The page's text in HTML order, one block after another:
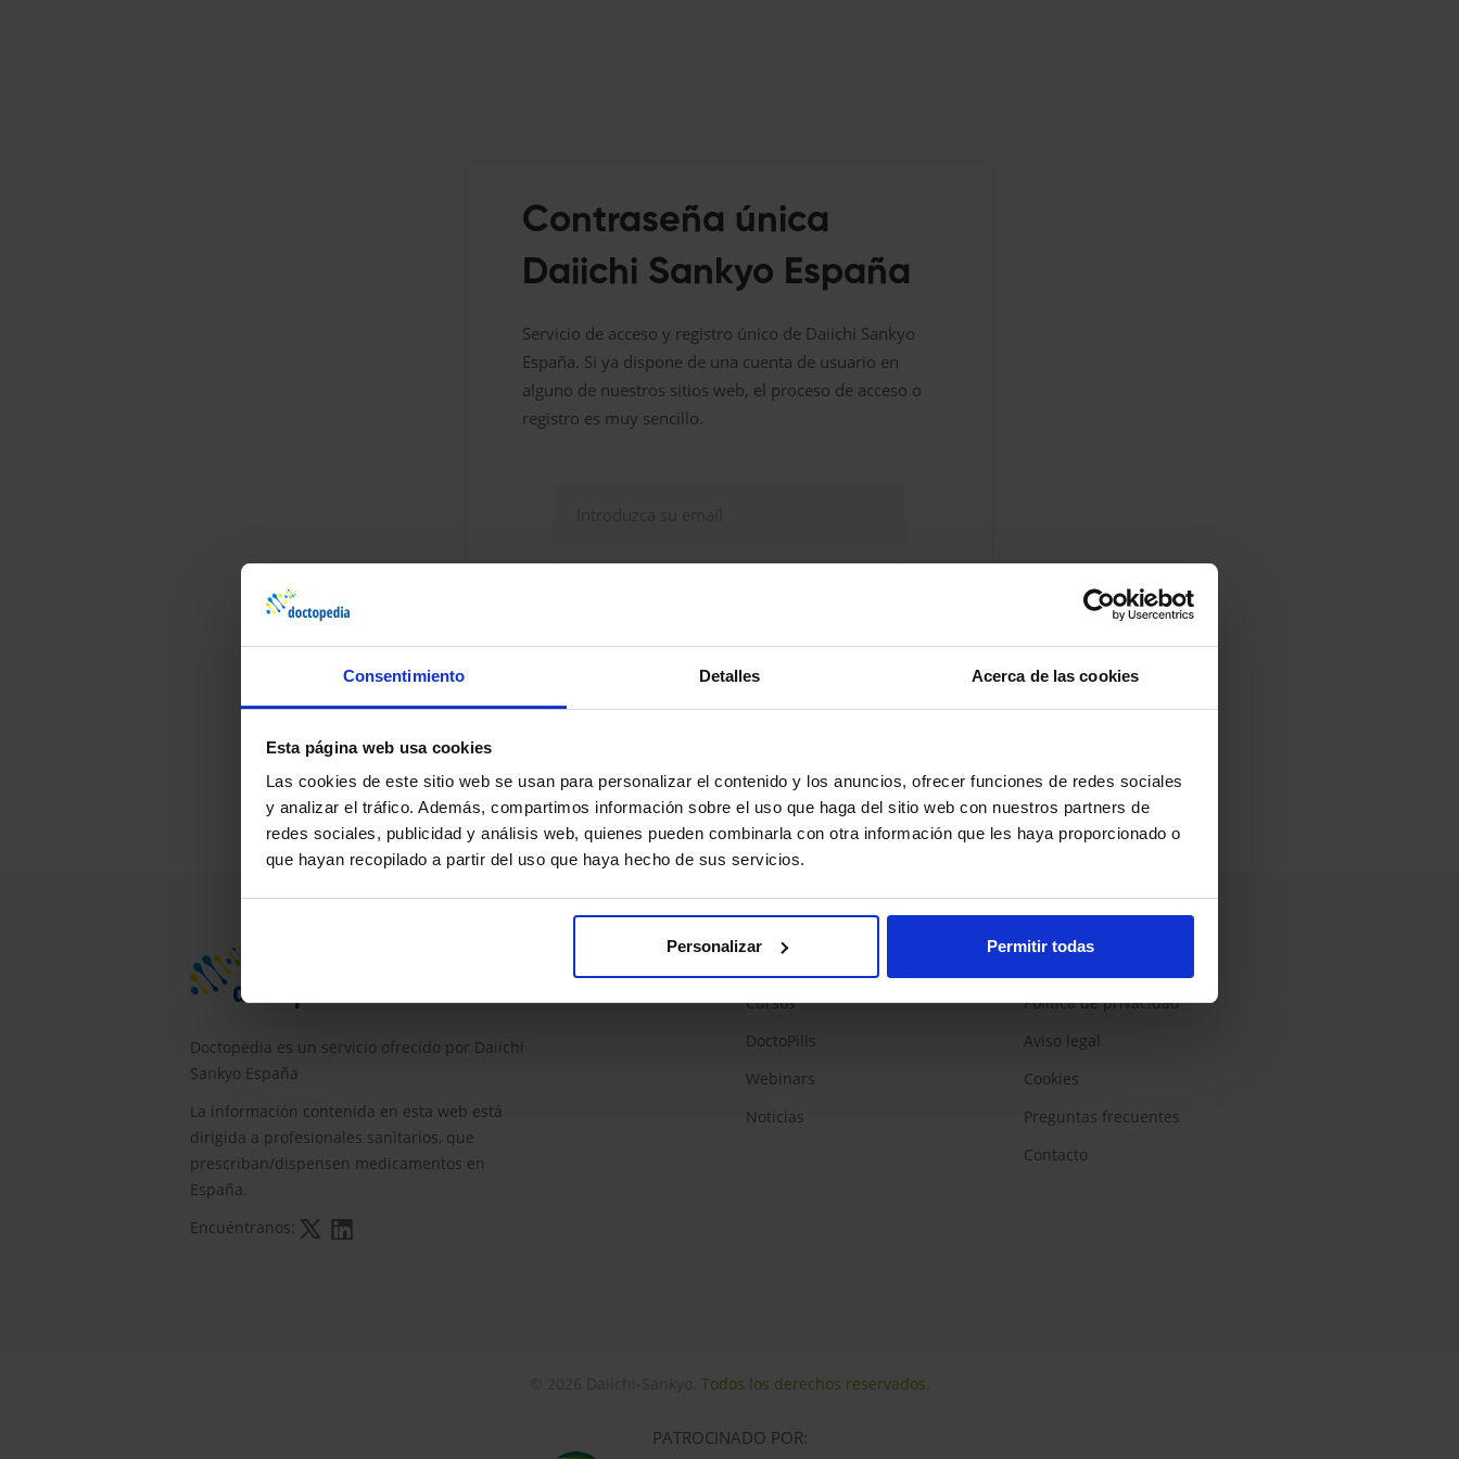
Consentimiento Detalles Acerca de las cookies
Esta página web usa cookies
Las cookies de este sitio web se usan para personalizar el contenido y los anuncios, ofrecer funciones de redes sociales
y analizar el tráfico. Además, compartimos información sobre el uso que haga del sitio web con nuestros partners de
redes sociales, publicidad y análisis web, quienes pueden combinarla con otra información que les haya proporcionado o
que hayan recopilado a partir del uso que haya hecho de sus servicios.
Personalizar Permitir todas
Contraseña única
Daiichi Sankyo España
Servicio de acceso y registro único de Daiichi Sankyo
España. Si ya dispone de una cuenta de usuario en
alguno de nuestros sitios web, el proceso de acceso o
registro es muy sencillo.
Preguntas frecuentes
Doctopedia es un servicio ofrecido por Daiichi
Sankyo España
La información contenida en esta web está
dirigida a profesionales sanitarios, que
prescriban/dispensen medicamentos en
España.
Encuéntranos:
Explorar
Cursos
DoctoPills
Webinars
Noticias
Información
Política de privacidad
Aviso legal
Cookies
Preguntas frecuentes
Contacto
Todos los derechos reservados.
PATROCINADO POR: